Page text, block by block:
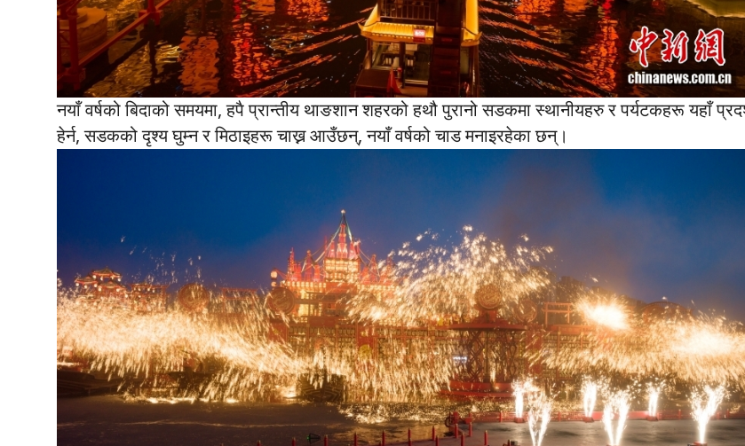
नयाँ वर्षको बिदाको समयमा, हपै प्रान्तीय थाङशान शहरको हथौ पुरानो सडकमा स्थानीयहरु र पर्यटकहरू यहाँ
हेर्न, सडकको दृश्य घुम्न र मिठाइहरू चाख्न आउँछन्, नयाँ वर्षको चाड मनाइरहेका छन्।